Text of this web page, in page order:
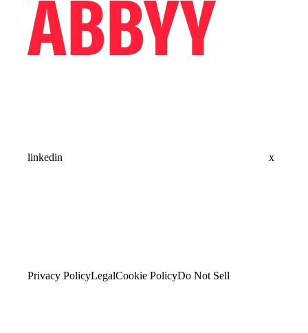
linkedin x
Privacy PolicyLegalCookie PolicyDo Not Sell